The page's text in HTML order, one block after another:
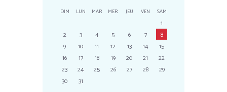
DIM LUN MAR MER JEU VEN SAM
1
2
3 4 5 6 7
8
9
10 11 12 13 14
15
16
17 18 19 20 21
22
23
24 25 26 27 28
29
30
31